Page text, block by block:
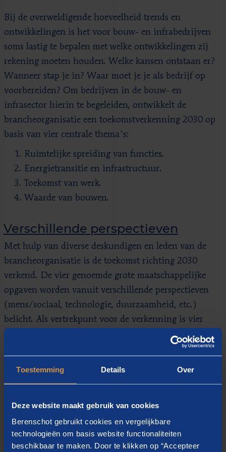
Toestemming Details Over
Deze website maakt gebruik van cookies
Berenschot gebruikt cookies en vergelijkbare
technologieën om basis website functionaliteiten
beschikbaar te maken. Door te klikken op “Accepteer
Bij de overweldigende hoeveelheid trends en
ontwikkelingen is het voor bouw- en infrabedrijven
soms lastig te bepalen met welke ontwikkelingen zij
rekening moeten houden. Welke kansen ontstaan er?
Wanneer stap je in? Waar moet je je als bedrijf op
voorbereiden? Om bedrijven in de bouw- en
infrasector hierin te begeleiden, ontwikkelt de
brancheorganisatie een toekomstverkenning 2030 op
basis van vier centrale thema's:
Ruimtelijke spreiding van functies.
Energietransitie en infrastructuur.
Toekomst van werk.
Waarde van bouwen.
Verschillende perspectieven
Met hulp van diverse deskundigen en leden van de
brancheorganisatie is de toekomst richting 2030
verkend. De vier genoemde grote maatschappelijke
opgaven worden vanuit verschillende perspectieven
(mens/sociaal, technologie, duurzaamheid, etc.)
belicht. Als vertrekpunt voor de verkenning is vier
Nederlandse prominenten gevraagd hier een essay
over te schrijven. Zo geeft hoogleraar Alexander
Bij de totstandkoming van deze toekomstverkenning
zijn naast bedrijven, ondernemers en specialisten uit
de sector ook deskundigen op andere terreinen